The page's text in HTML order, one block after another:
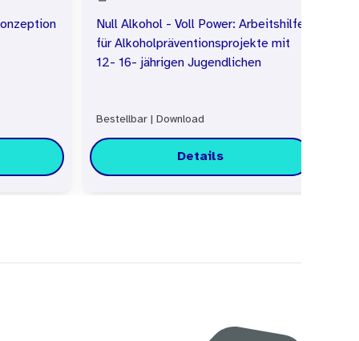
Null Alkohol - Voll Power: Arbeitshilfe
für Alkoholpräventionsprojekte mit
12- 16- jährigen Jugendlichen
Bestellbar Download
Details